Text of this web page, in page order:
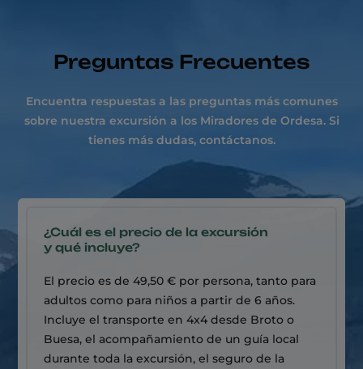
Preguntas Frecuentes
Encuentra respuestas a las preguntas más comunes
sobre nuestra excursión a los Miradores de Ordesa. Si
tienes más dudas, contáctanos.
¿Cuál es el precio de la excursión
y qué incluye?
El precio es de 49,50 € por persona, tanto para
adultos como para niños a partir de 6 años.
Incluye el transporte en 4x4 desde Broto o
Buesa, el acompañamiento de un guía local
durante toda la excursión, el seguro de la